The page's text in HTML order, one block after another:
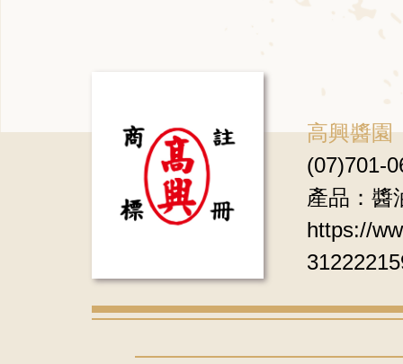
高興醬園
(07)701-
產品：醬
https://